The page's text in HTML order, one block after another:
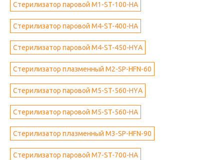
Стерилизатор паровой M1-ST-100-HА
Стерилизатор паровой M4-ST-400-HА
Стерилизатор паровой M4-ST-450-HYА
Стерилизатор плазменный M2-SP-HFN-60
Стерилизатор паровой M5-ST-560-НYА
Стерилизатор паровой M5-ST-560-НА
Стерилизатор плазменный M3-SP-HFN-90
Стерилизатор паровой M7-ST-700-НА